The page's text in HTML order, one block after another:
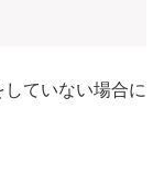
ていない場合に